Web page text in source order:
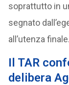
soprattutto in
segnato
all’utenza finale.
Il TAR
delibera